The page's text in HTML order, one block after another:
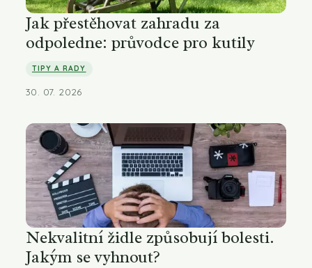
Jak přestěhovat zahradu za
odpoledne: průvodce pro kutily
TIPY A RADY
30. 07. 2026
Nekvalitní židle způsobují bolesti.
Jakým se vyhnout?